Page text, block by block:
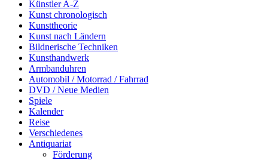
Künstler A-Z
Kunst chronologisch
Kunsttheorie
Kunst nach Ländern
Bildnerische Techniken
Kunsthandwerk
Armbanduhren
Automobil / Motorrad / Fahrrad
DVD / Neue Medien
Spiele
Kalender
Reise
Verschiedenes
Antiquariat
Förderung